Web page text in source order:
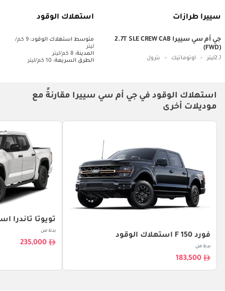
سييرا طرازات استهلاك الوقود
جي أم سي سييرا 2.7T SLE CREW CAB
(FWD)
2.7ليتر اوتوماتيك بترول
متوسط ​​استهلاك الوقود:
9 كم/
ليتر
المدينة: 8 كم/ليتر
الطرق السريعة: 10 كم/ليتر
استهلاك الوقود في جي أم سي سييرا مقارنةً مع
موديلات أخرى
فورد F 150 استهلاك الوقود
بدءا من
183,500
تويوتا تاندرا
بدءا من
235,000